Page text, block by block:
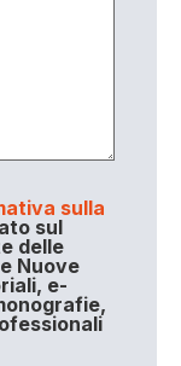
sulla
sul
delle
Nuove
e-